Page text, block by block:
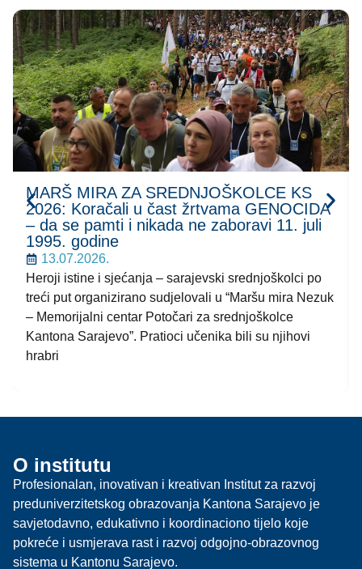
MARŠ MIRA ZA SREDNJOŠKOLCE KS
2026: Koračali u čast žrtvama GENOCIDA
– da se pamti i nikada ne zaboravi 11. juli
1995. godine
13.07.2026.
Heroji istine i sjećanja – sarajevski srednjoškolci po
treći put organizirano sudjelovali u “Maršu mira Nezuk
– Memorijalni centar Potočari za srednjoškolce
Kantona Sarajevo”. Pratioci učenika bili su njihovi
hrabri
O institutu
Profesionalan, inovativan i kreativan Institut za razvoj
preduniverzitetskog obrazovanja Kantona Sarajevo je
savjetodavno, edukativno i koordinaciono tijelo koje
pokreće i usmjerava rast i razvoj odgojno-obrazovnog
sistema u Kantonu Sarajevo.